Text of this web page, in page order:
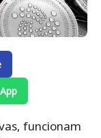
funcionam